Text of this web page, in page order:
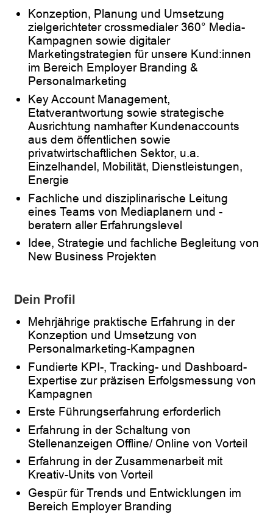
Konzeption, Planung und Umsetzung
zielgerichteter crossmedialer 360° Media-
Kampagnen sowie digitaler
Marketingstrategien für unsere Kund:innen
im Bereich Employer Branding &
Personalmarketing
Key Account Management,
Etatverantwortung sowie strategische
Ausrichtung namhafter Kundenaccounts
aus dem öffentlichen sowie
privatwirtschaftlichen Sektor, u.a.
Einzelhandel, Mobilität, Dienstleistungen,
Energie
Fachliche und disziplinarische Leitung
eines Teams von Mediaplanern und -
beratern aller Erfahrungslevel
Idee, Strategie und fachliche Begleitung von
New Business Projekten
Dein Profil
Mehrjährige praktische Erfahrung in der
Konzeption und Umsetzung von
Personalmarketing-Kampagnen
Fundierte KPI-, Tracking- und Dashboard-
Expertise zur präzisen Erfolgsmessung von
Kampagnen
Erste Führungserfahrung erforderlich
Erfahrung in der Schaltung von
Stellenanzeigen Offline/ Online von Vorteil
Erfahrung in der Zusammenarbeit mit
Kreativ-Units von Vorteil
Gespür für Trends und Entwicklungen im
Bereich Employer Branding